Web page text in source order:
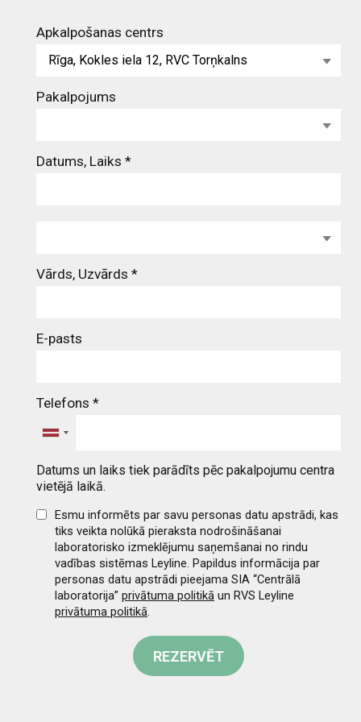
Apkalpošanas centrs
Rīga, Kokles iela 12, RVC Torņkalns
Pakalpojums
Datums, Laiks *
Vārds, Uzvārds *
E-pasts
Telefons *
Datums un laiks tiek parādīts pēc pakalpojumu centra
vietējā laikā.
Esmu informēts par savu personas datu apstrādi, kas
tiks veikta nolūkā pieraksta nodrošināšanai
laboratorisko izmeklējumu saņemšanai no rindu
vadības sistēmas Leyline. Papildus informācija par
personas datu apstrādi pieejama SIA “Centrālā
laboratorija” privātuma politikā un RVS Leyline
privātuma politikā.
REZERVĒT